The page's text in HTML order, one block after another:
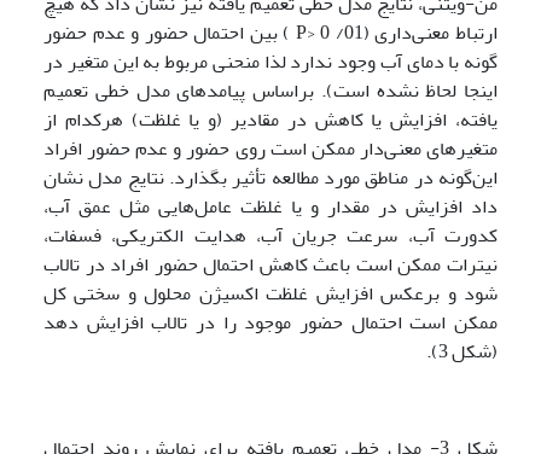
ارتباط معنی‌داری (01/ 0 <P
) بین احتمال حضور و عدم حضور
گونه با دمای آب وجود ندارد لذا منحنی مربوط به این متغیر در
اینجا لحاظ نشده است). براساس پیامدهای مدل خطی تعمیم
یافته، افزایش یا کاهش در مقادیر (و یا غلظت) هرکدام از
متغیرهای معنی‌دار ممکن است روی حضور و عدم حضور افراد
این‌گونه در مناطق مورد مطالعه تأثیر بگذارد. نتایج مدل نشان
داد افزایش در مقدار و یا غلظت عامل‌هایی مثل عمق آب،
کدورت آب، سرعت جریان آب، هدایت الکتریکی، فسفات،
نیترات ممکن است باعث کاهش احتمال حضور افراد در تالاب
شود و برعکس افزایش غلظت اکسیژن محلول و سختی کل
ممکن است احتمال حضور موجود را در تالاب افزایش دهد
(شکل 3).